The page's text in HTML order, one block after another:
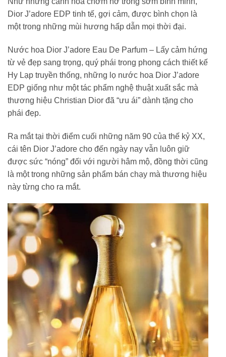
Dior J’adore EDP tinh tế, gợi cảm, được bình chọn là
một trong những mùi hương hấp dẫn mọi thời đại.
Nước hoa Dior J’adore Eau De Parfum – Lấy cảm hứng
từ vẻ đẹp sang trọng, quý phái trong phong cách thiết kế
Hy Lạp truyền thống, những lọ nước hoa Dior J’adore
EDP giống như một tác phẩm nghệ thuật xuất sắc mà
thương hiệu Christian Dior đã “ưu ái” dành tặng cho
phái đẹp.
Ra mắt tại thời điểm cuối những năm 90 của thế kỷ XX,
cái tên Dior J’adore cho đến ngày nay vẫn luôn giữ
được sức “nóng” đối với người hâm mộ, đồng thời cũng
là một trong những sản phẩm bán chạy mà thương hiệu
này từng cho ra mắt.